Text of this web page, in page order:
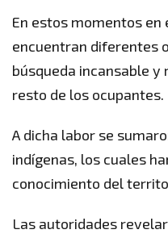
En estos momentos en
encuentran diferentes
búsqueda incansable
resto de los ocupantes.
A dicha labor se
indígenas, los cuales
conocimiento del
Las autoridades